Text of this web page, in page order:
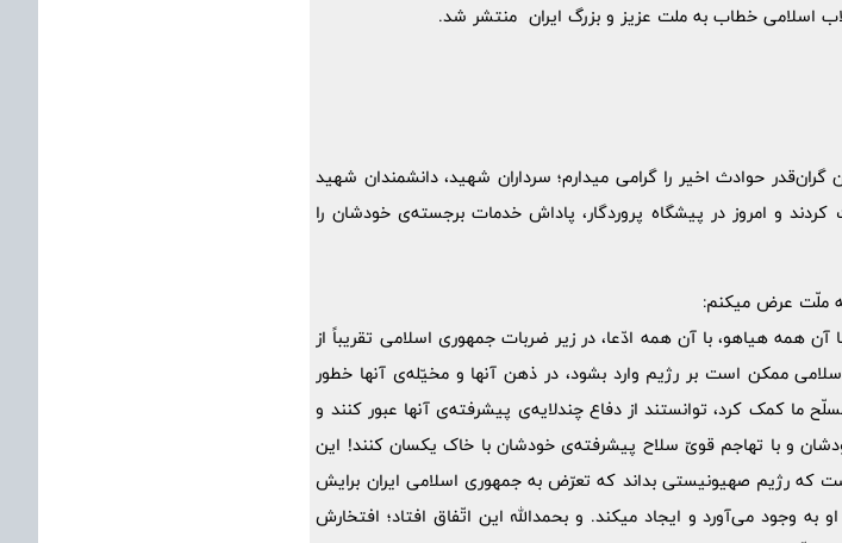
اسلامی خطاب به ملت عزیز و بزرگ ایران منتشر شد.
گران‌قدر حوادث اخیر را گرامی میدارم؛ سرداران شهید، دانشمندان شهید
و امروز در پیشگاه پروردگار، پاداش خدمات برجسته‌ی خودشان را
ملّت عرض میکنم:
همه هیاهو، با آن همه ادّعا، در زیر ضربات جمهوری اسلامی تقریباً از
ممکن است بر رژیم وارد بشود، در ذهن آنها و مخیّله‌ی آنها خطور
ما کمک کرد، توانستند از دفاع چندلایه‌ی پیشرفته‌ی آنها عبور کنند و
و با تهاجم قویّ سلاح پیشرفته‌ی خودشان با خاک یکسان کنند! این
که رژیم صهیونیستی بداند که تعرّض به جمهوری اسلامی ایران برایش
به وجود می‌آورد و ایجاد میکند. و بحمدالله این اتّفاق افتاد؛ افتخارش